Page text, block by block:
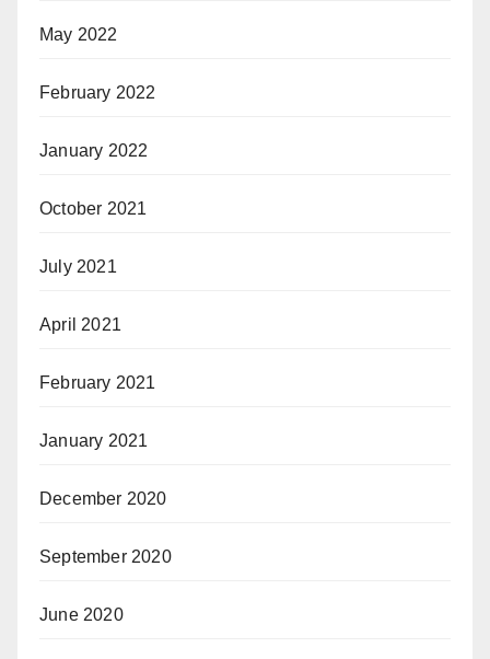
May 2022
February 2022
January 2022
October 2021
July 2021
April 2021
February 2021
January 2021
December 2020
September 2020
June 2020